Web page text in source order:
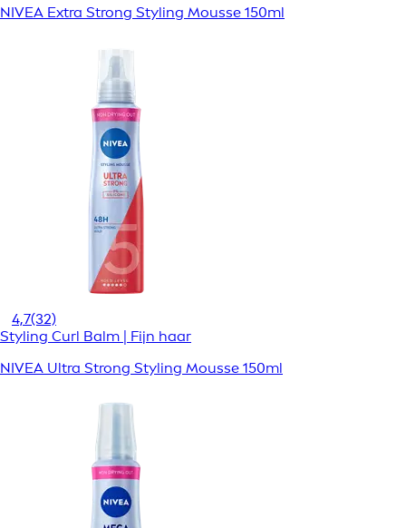
NIVEA Extra Strong Styling Mousse 150ml
4,7(32)
Styling Curl Balm | Fijn haar
NIVEA Ultra Strong Styling Mousse 150ml